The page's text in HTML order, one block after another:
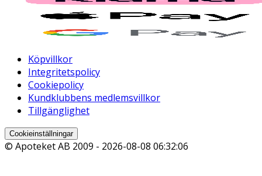
Köpvillkor
Integritetspolicy
Cookiepolicy
Kundklubbens medlemsvillkor
Tillgänglighet
Cookieinställningar
© Apoteket AB 2009 - 2026-08-08 06:32:06